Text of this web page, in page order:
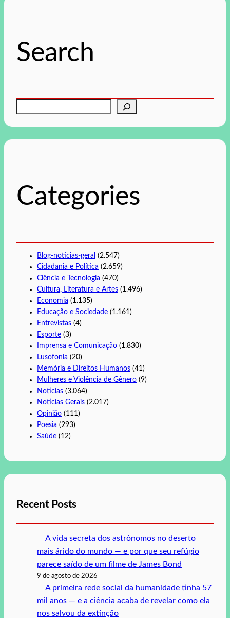
Search
aCategories
Blog-noticias-geral (2.547)
Cidadania e Política (2.659)
Ciência e Tecnologia (470)
Cultura, Literatura e Artes (1.496)
Economia (1.135)
Educação e Sociedade (1.161)
Entrevistas (4)
Esporte (3)
Imprensa e Comunicação (1.830)
Lusofonia (20)
Memória e Direitos Humanos (41)
Mulheres e Violência de Gênero (9)
Noticias (3.064)
Notícias Gerais (2.017)
Opinião (111)
Poesia (293)
Saúde (12)
Recent Posts
A vida secreta dos astrônomos no deserto
mais árido do mundo — e por que seu refúgio
parece saído de um filme de James Bond
9 de agosto de 2026
A primeira rede social da humanidade tinha 57
mil anos — e a ciência acaba de revelar como ela
nos salvou da extinção